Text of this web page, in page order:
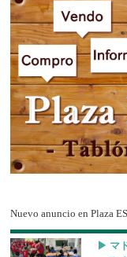
Nuevo anuncio en Plaza
▶︎ マ